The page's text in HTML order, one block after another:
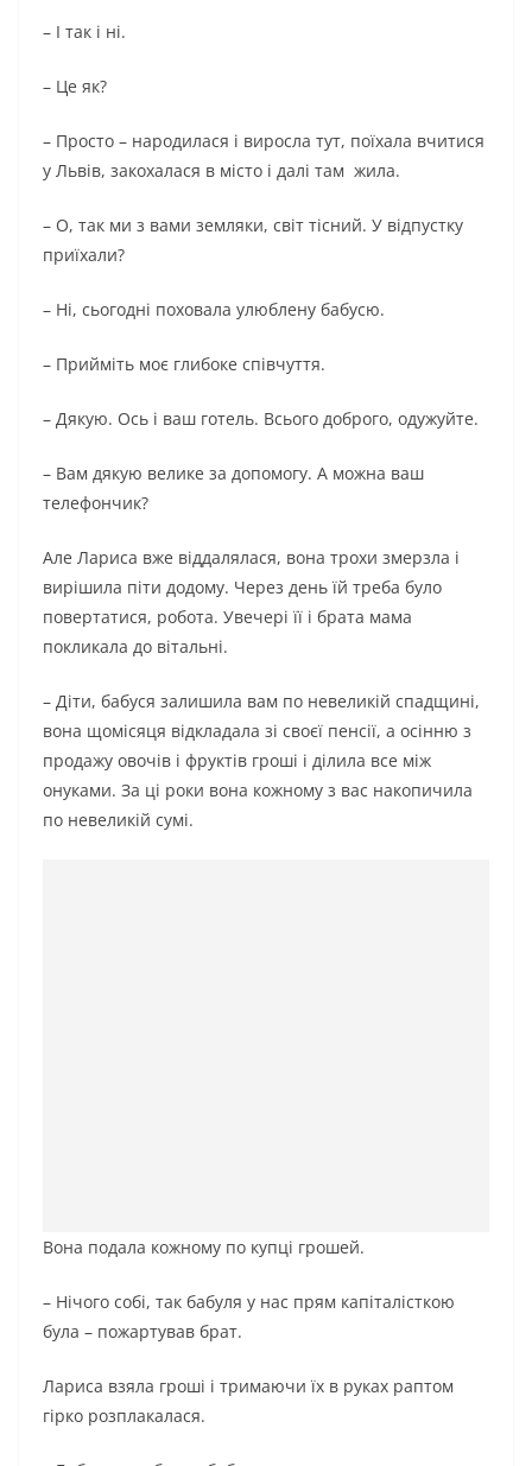
– І так і ні.
– Це як?
– Просто – народилася і виросла тут, поїхала вчитися
у Львів, закохалася в місто і далі там жила.
– О, так ми з вами земляки, світ тісний. У відпустку
приїхали?
– Ні, сьогодні поховала улюблену бабусю.
– Прийміть моє глибоке співчуття.
– Дякую. Ось і ваш готель. Всього доброго, одужуйте.
– Вам дякую велике за допомогу. А можна ваш
телефончик?
Але Лариса вже віддалялася, вона трохи змерзла і
вирішила піти додому. Через день їй треба було
повертатися, робота. Увечері її і брата мама
покликала до вітальні.
– Діти, бабуся залишила вам по невеликій спадщині,
вона щомісяця відкладала зі своєї пенсії, а осінню з
продажу овочів і фруктів гроші і ділила все між
онуками. За ці роки вона кожному з вас накопичила
по невеликій сумі.
Вона подала кожному по купці грошей.
– Нічого собі, так бабуля у нас прям капіталісткою
була – пожартував брат.
Лариса взяла гроші і тримаючи їх в руках раптом
гірко розплакалася.